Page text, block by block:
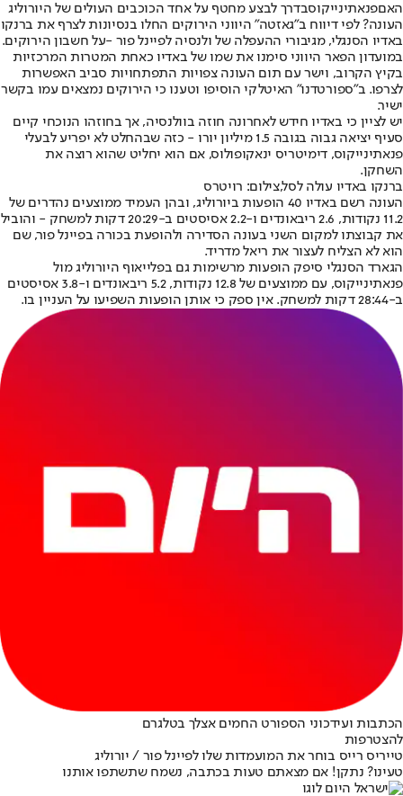
האםפנאתינייקוסבדרך לבצע מחטף על אחד הכוכבים העולים של היורוליג
העונה? לפי דיווח ב"גאזטה" היווני הירוקים החלו בנסיונות לצרף את ברנקו
באדיו הסנגלי, מגיבורי ההעפלה של ולנסיה לפיינל פור -על חשבון הירוקים.
במועדון הפאר היווני סימנו את שמו של באדיו כאחת המטרות המרכזיות
בקיץ הקרוב, וישר עם תום העונה צפויות התפתחויות סביב האפשרות
לצרפו. ב"ספורטדנו" האיטלקי הוסיפו וטענו כי הירוקים נמצאים עמו בקשר
ישיר.
יש לציין כי באדיו חידש לאחרונה חוזה בוולנסיה, אך בחוזהו הנוכחי קיים
סעיף יציאה גבוה בגובה 1.5 מיליון יורו - כזה שבהחלט לא יפריע לבעלי
פנאתינייקוס, דימיטריס ינאקופולוס, אם הוא יחליט שהוא רוצה את
השחקן.
ברנקו באדיו עולה לסל,צילום: רויטרס
העונה רשם באדיו 40 הופעות ביורוליג, ובהן העמיד ממוצעים נהדרים של
11.2 נקודות, 2.6 ריבאונדים ו-2.2 אסיסטים ב-20:29 דקות למשחק - והוביל
את קבוצתו למקום השני בעונה הסדירה ולהופעת בכורה בפיינל פור, שם
הוא לא הצליח לעצור את ריאל מדריד.
הגארד הסנגלי סיפק הופעות מרשימות גם בפלייאוף היורוליג מול
פנאתינייקוס, עם ממוצעים של 12.8 נקודות, 5.2 ריבאונדים ו-3.8 אסיסטים
ב-28:44 דקות למשחק. אין ספק כי אותן הופעות השפיעו על העניין בו.
הכתבות ועידכוני הספורט החמים אצלך בטלגרם
להצטרפות
טייריס רייס בוחר את המועמדות שלו לפיינל פור / יורוליג
טעינו? נתקן! אם מצאתם טעות בכתבה, נשמח שתשתפו אותנו